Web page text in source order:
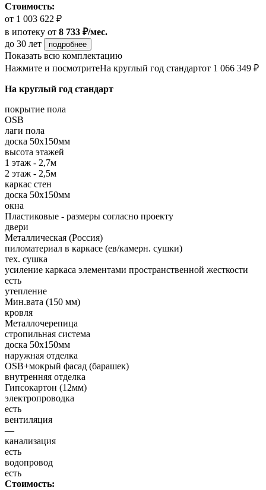
Стоимость:
от 1 003 622 ₽
в ипотеку от 8 733 ₽/мес.
до 30 лет
подробнее
Показать всю комплектацию
Нажмите и посмотритеНа круглый год стандартот 1 066 349 ₽
На круглый год стандарт
покрытие пола
OSB
лаги пола
доска 50х150мм
высота этажей
1 этаж - 2,7м
2 этаж - 2,5м
каркас стен
доска 50х150мм
окна
Пластиковые - размеры согласно проекту
двери
Металлическая (Россия)
пиломатериал в каркасе (ев/камерн. сушки)
тех. сушка
усиление каркаса элементами пространственной жесткости
есть
утепление
Мин.вата (150 мм)
кровля
Металлочерепица
стропильная система
доска 50х150мм
наружная отделка
OSB+мокрый фасад (барашек)
внутренняя отделка
Гипсокартон (12мм)
электропроводка
есть
вентиляция
—
канализация
есть
водопровод
есть
Стоимость: